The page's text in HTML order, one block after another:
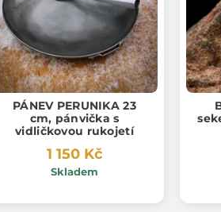
PÁNEV PERUNIKA 23
cm, pánvička s
vidličkovou rukojetí
1 150 Kč
Skladem